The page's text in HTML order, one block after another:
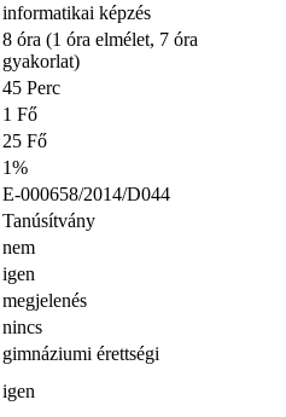
informatikai képzés
8 óra (1 óra elmélet, 7 óra
gyakorlat)
45 Perc
1 Fő
25 Fő
1%
E-000658/2014/D044
Tanúsítvány
nem
igen
megjelenés
nincs
gimnáziumi érettségi
igen